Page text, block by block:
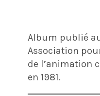
Album publié
Association
de l’animation
en 1981.